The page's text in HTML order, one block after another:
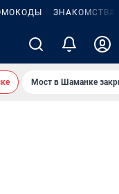
ЗНАКОМСТВА
Мост в Шаманке